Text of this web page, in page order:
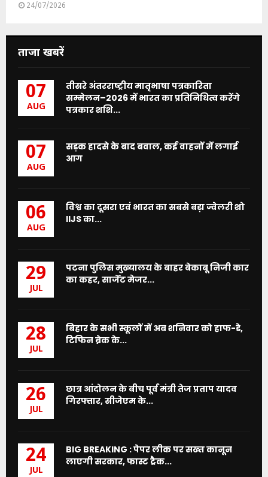
24/07/2026
ताजा खबरें
07
AUG
तीसरे अंतरराष्ट्रीय मातृभाषा पत्रकारिता
सम्मेलन–2026 में भारत का प्रतिनिधित्व करेंगे
पत्रकार शशि...
07
AUG
सड़क हादसे के बाद बवाल, कई वाहनों में लगाई
आग
06
AUG
विश्व का दूसरा एवं भारत का सबसे बड़ा ज्वेलरी शो
IIJS का...
29
JUL
पटना पुलिस मुख्यालय के बाहर बेकाबू निजी कार
का कहर, सार्जेंट मेजर...
28
JUL
बिहार के सभी स्कूलों में अब शनिवार को हाफ-डे,
टिफिन ब्रेक के...
26
JUL
छात्र आंदोलन के बीच पूर्व मंत्री तेज प्रताप यादव
गिरफ्तार, सीजेएम के...
24
JUL
BIG BREAKING : पेपर लीक पर सख्त कानून
लाएगी सरकार, फास्ट ट्रैक...